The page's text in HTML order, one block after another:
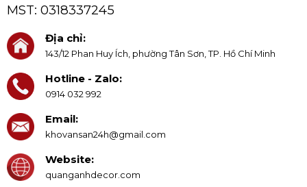
MST: 0318337245
Địa chỉ:
143/12 Phan Huy Ích, phường Tân Sơn, TP. Hồ Chí Minh
Hotline - Zalo:
0914 032 992
Email:
khovansan24h@gmail.com
Website:
quanganhdecor.com